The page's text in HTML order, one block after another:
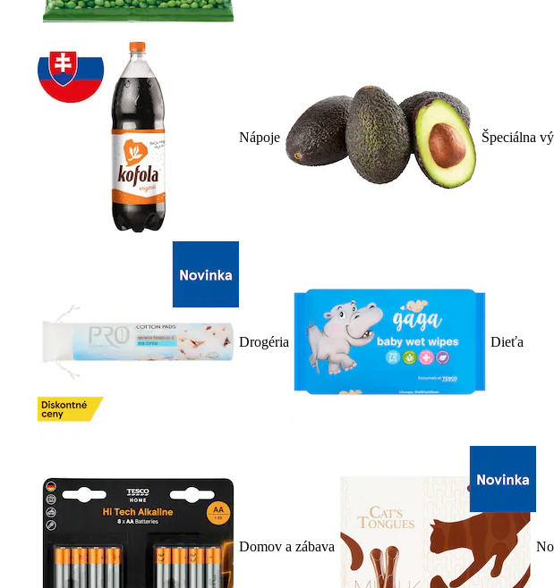
Nápoje Špeciálna
Drogéria Dieťa
Domov a zábava